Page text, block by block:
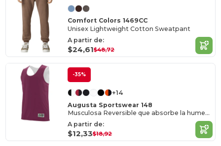
Comfort Colors 1469CC
Unisex Lightweight Cotton Sweatpant
A partir de:
$24,61$48,72
-35%
+14
Augusta Sportswear 148
Musculosa Reversible que absorbe la humedad
A partir de:
$12,33$18,92